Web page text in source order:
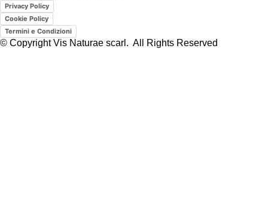
Privacy Policy
Cookie Policy
Termini e Condizioni
© Copyright Vis Naturae scarl. All Rights Reserved